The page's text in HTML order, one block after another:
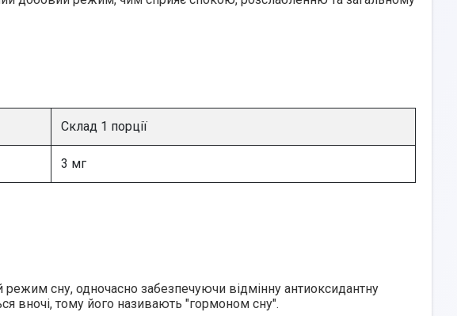
Склад 1 порції
3 мг
сну, одночасно забезпечуючи відмінну антиоксидантну
вночі, тому його називають "гормоном сну".